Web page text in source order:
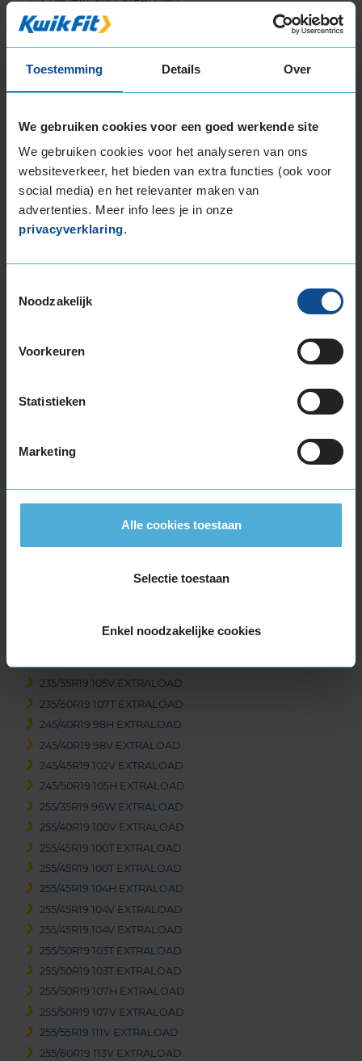
Toestemming Details Over
We gebruiken cookies voor een goed werkende site
We gebruiken cookies voor het analyseren van ons
websiteverkeer, het bieden van extra functies (ook voor
social media) en het relevanter maken van
advertenties. Meer info lees je in onze
privacyverklaring.
Noodzakelijk
Voorkeuren
Statistieken
Marketing
Alle cookies toestaan
Selectie toestaan
Enkel noodzakelijke cookies
235/50R18 101V EXTRALOAD
245/45R18 100V EXTRALOAD
255/45R18 103V EXTRALOAD
255/55R18 109H EXTRALOAD
255/55R18 109V EXTRALOAD
19-inch banden
225/35R19 88W EXTRALOAD
225/40R19 93W EXTRALOAD
225/50R19 100V EXTRALOAD
235/40R19 96V EXTRALOAD
235/45R19 99V EXTRALOAD
235/50R19 99T EXTRALOAD
235/55R19 105V EXTRALOAD
235/60R19 107T EXTRALOAD
245/40R19 98H EXTRALOAD
245/40R19 98V EXTRALOAD
245/45R19 102V EXTRALOAD
245/50R19 105H EXTRALOAD
255/35R19 96W EXTRALOAD
255/40R19 100V EXTRALOAD
255/45R19 100T EXTRALOAD
255/45R19 100T EXTRALOAD
255/45R19 104H EXTRALOAD
255/45R19 104V EXTRALOAD
255/45R19 104V EXTRALOAD
255/50R19 103T EXTRALOAD
255/50R19 103T EXTRALOAD
255/50R19 107H EXTRALOAD
255/50R19 107V EXTRALOAD
255/55R19 111V EXTRALOAD
255/60R19 113V EXTRALOAD